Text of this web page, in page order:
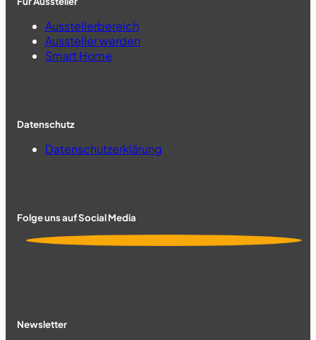
Ausstellerbereich
Aussteller werden
Smart Home
Datenschutz
Datenschutzerklärung
Folge uns auf Social Media
Newsletter